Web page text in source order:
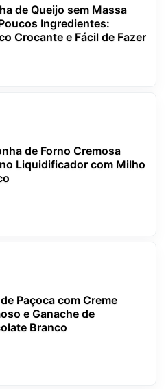
de Queijo sem Massa
Ingredientes:
Crocante e Fácil de Fazer
de Forno Cremosa
Liquidificador com Milho
Paçoca com Creme
e Ganache de
Branco